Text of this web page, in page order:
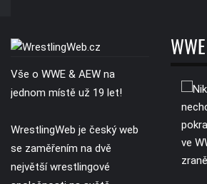
Vše o WWE & AEW na
jednom místě už 19 let!
WrestlingWeb je český web
se zaměřením na dvě
největší wrestlingové